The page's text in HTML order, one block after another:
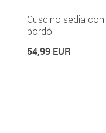
Cuscino sedia
bordò
54,99 EUR